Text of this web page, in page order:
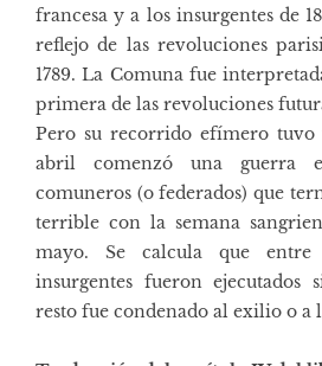
francesa y a los insurgentes de
reflejo de las revoluciones
1789. La Comuna fue
primera de las revoluciones
Pero su recorrido efímero
abril comenzó una guerra
comuneros (o federados) que
terrible con la semana
mayo. Se calcula que
insurgentes fueron
resto fue condenado al exilio o a